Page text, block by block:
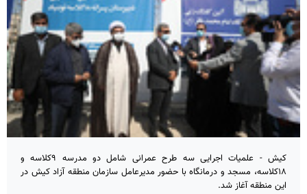
کیش - علمیات اجرایی سه طرح عمرانی شامل دو مدرسه ۹کلاسه و
۱۸کلاسه، مسجد و درمانگاه با حضور مدیرعامل سازمان منطقه آزاد کیش در
این منطقه آغاز شد.